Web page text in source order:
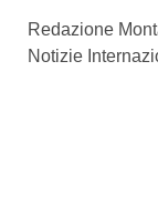
Redazione
Notizie